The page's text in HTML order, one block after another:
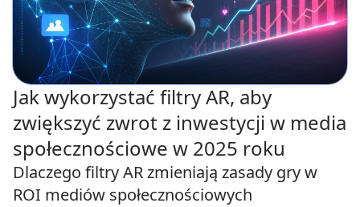
Jak wykorzystać filtry AR, aby
zwiększyć zwrot z inwestycji w media
społecznościowe w 2025 roku
Dlaczego filtry AR zmieniają zasady gry w
ROI mediów społecznościowych